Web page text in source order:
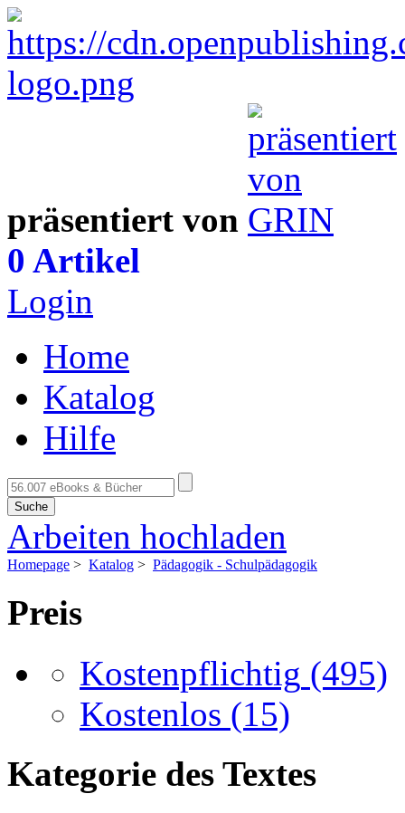
präsentiert von
0 Artikel
Login
Home
Katalog
Hilfe
Suche
Arbeiten hochladen
Homepage > Katalog > Pädagogik - Schulpädagogik
Preis
Kostenpflichtig (495)
Kostenlos (15)
Kategorie des Textes